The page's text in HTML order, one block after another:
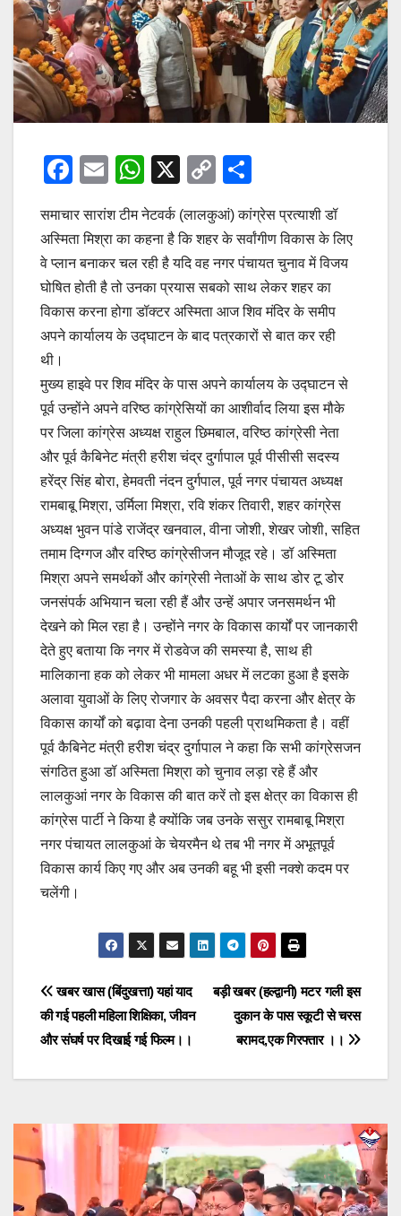
F
c
e
b
o
o
k
E
ail
W
h
at
s
A
p
p
X
C
p
y
Li
n
k
h
ar
e
समाचार सारांश टीम नेटवर्क (लालकुआं) कांग्रेस प्रत्याशी डॉ
अस्मिता मिश्रा का कहना है कि शहर के सर्वांगीण विकास के लिए
वे प्लान बनाकर चल रही है यदि वह नगर पंचायत चुनाव में विजय
घोषित होती है तो उनका प्रयास सबको साथ लेकर शहर का
विकास करना होगा डॉक्टर अस्मिता आज शिव मंदिर के समीप
अपने कार्यालय के उद्घाटन के बाद पत्रकारों से बात कर रही
थी।
मुख्य हाइवे पर शिव मंदिर के पास अपने कार्यालय के उद्घाटन से
पूर्व उन्होंने अपने वरिष्ठ कांग्रेसियों का आशीर्वाद लिया इस मौके
पर जिला कांग्रेस अध्यक्ष राहुल छिमबाल, वरिष्ठ कांग्रेसी नेता
और पूर्व कैबिनेट मंत्री हरीश चंद्र दुर्गापाल पूर्व पीसीसी सदस्य
हरेंद्र सिंह बोरा, हेमवती नंदन दुर्गपाल, पूर्व नगर पंचायत अध्यक्ष
रामबाबू मिश्रा, उर्मिला मिश्रा, रवि शंकर तिवारी, शहर कांग्रेस
अध्यक्ष भुवन पांडे राजेंद्र खनवाल, वीना जोशी, शेखर जोशी, सहित
तमाम दिग्गज और वरिष्ठ कांग्रेसीजन मौजूद रहे। डॉ अस्मिता
मिश्रा अपने समर्थकों और कांग्रेसी नेताओं के साथ डोर टू डोर
जनसंपर्क अभियान चला रही हैं और उन्हें अपार जनसमर्थन भी
देखने को मिल रहा है। उन्होंने नगर के विकास कार्यों पर जानकारी
देते हुए बताया कि नगर में रोडवेज की समस्या है, साथ ही
मालिकाना हक को लेकर भी मामला अधर में लटका हुआ है इसके
अलावा युवाओं के लिए रोजगार के अवसर पैदा करना और क्षेत्र के
विकास कार्यों को बढ़ावा देना उनकी पहली प्राथमिकता है। वहीं
पूर्व कैबिनेट मंत्री हरीश चंद्र दुर्गापाल ने कहा कि सभी कांग्रेसजन
संगठित हुआ डॉ अस्मिता मिश्रा को चुनाव लड़ा रहे हैं और
लालकुआं नगर के विकास की बात करें तो इस क्षेत्र का विकास ही
कांग्रेस पार्टी ने किया है क्योंकि जब उनके ससुर रामबाबू मिश्रा
नगर पंचायत लालकुआं के चेयरमैन थे तब भी नगर में अभूतपूर्व
विकास कार्य किए गए और अब उनकी बहू भी इसी नक्शे कदम पर
चलेंगी।
Post
navigation
बड़ी खबर (हल्द्वानी) मटर गली इस
दुकान के पास स्कूटी से चरस
बरामद,एक गिरफ्तार ।।
खबर खास (बिंदुखत्ता) यहां याद
की गई पहली महिला शिक्षिका, जीवन
और संघर्ष पर दिखाई गई फिल्म।।